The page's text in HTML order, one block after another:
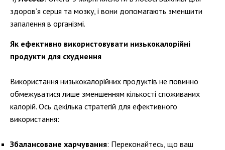
здоров’я серця та мозку, і вони допомагають зменшити
запалення в організмі.
Як ефективно використовувати низькокалорійні
продукти для схуднення
Використання низькокалорійних продуктів не повинно
обмежуватися лише зменшенням кількості споживаних
калорій. Ось декілька стратегій для ефективного
використання:
Збалансоване харчування: Переконайтесь, що ваш